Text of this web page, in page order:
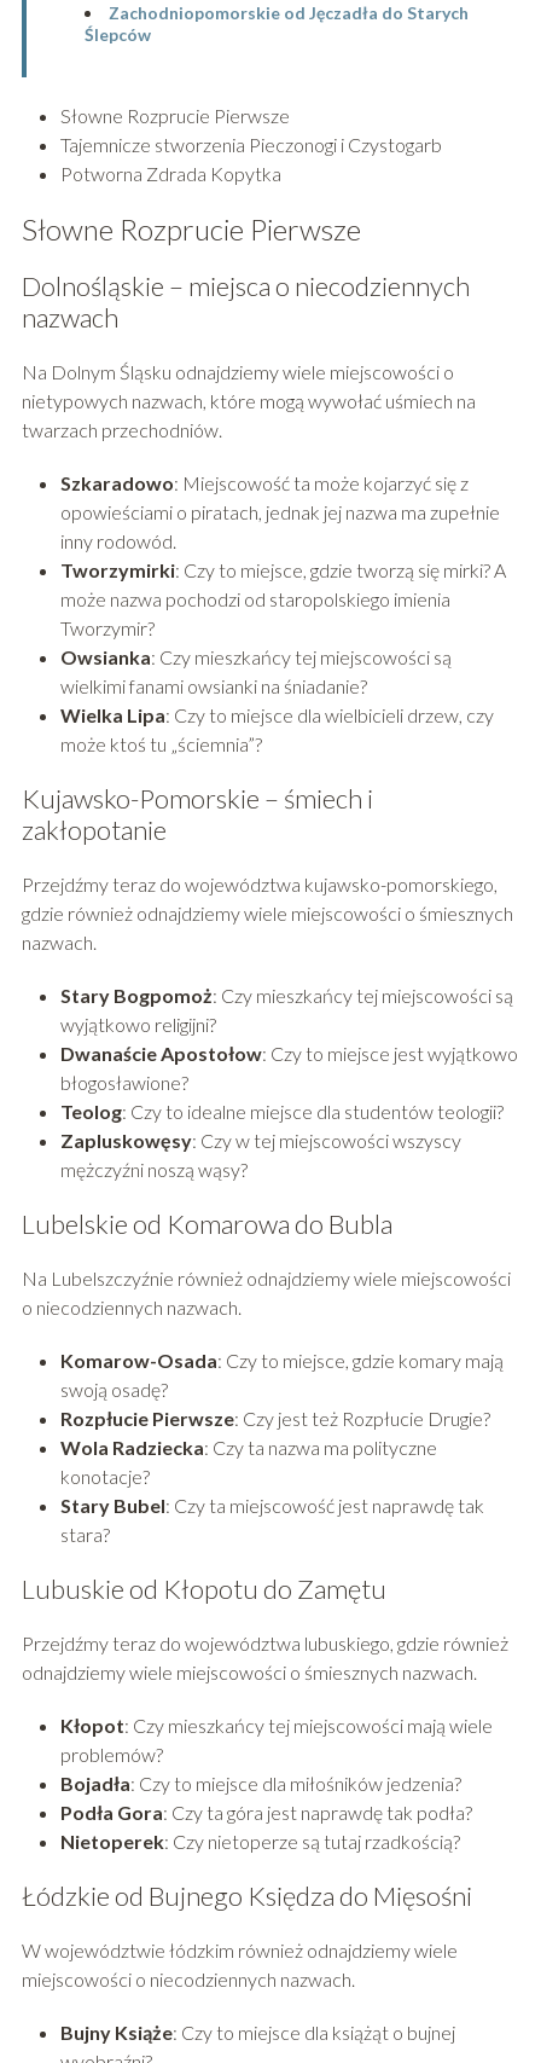
Zachodniopomorskie od Jęczadła do Starych
Ślepców
Słowne Rozprucie Pierwsze
Tajemnicze stworzenia Pieczonogi i Czystogarb
Potworna Zdrada Kopytka
Słowne Rozprucie Pierwsze
Dolnośląskie – miejsca o niecodziennych
nazwach
Na Dolnym Śląsku odnajdziemy wiele miejscowości o
nietypowych nazwach, które mogą wywołać uśmiech na
twarzach przechodniów.
Szkaradowo: Miejscowość ta może kojarzyć się z
opowieściami o piratach, jednak jej nazwa ma zupełnie
inny rodowód.
Tworzymirki: Czy to miejsce, gdzie tworzą się mirki? A
może nazwa pochodzi od staropolskiego imienia
Tworzymir?
Owsianka: Czy mieszkańcy tej miejscowości są
wielkimi fanami owsianki na śniadanie?
Wielka Lipa: Czy to miejsce dla wielbicieli drzew, czy
może ktoś tu „ściemnia”?
Kujawsko-Pomorskie – śmiech i
zakłopotanie
Przejdźmy teraz do województwa kujawsko-pomorskiego,
gdzie również odnajdziemy wiele miejscowości o śmiesznych
nazwach.
Stary Bogpomoż: Czy mieszkańcy tej miejscowości są
wyjątkowo religijni?
Dwanaście Apostołow: Czy to miejsce jest wyjątkowo
błogosławione?
Teolog: Czy to idealne miejsce dla studentów teologii?
Zapluskowęsy: Czy w tej miejscowości wszyscy
mężczyźni noszą wąsy?
Lubelskie od Komarowa do Bubla
Na Lubelszczyźnie również odnajdziemy wiele miejscowości
o niecodziennych nazwach.
Komarow-Osada: Czy to miejsce, gdzie komary mają
swoją osadę?
Rozpłucie Pierwsze: Czy jest też Rozpłucie Drugie?
Wola Radziecka: Czy ta nazwa ma polityczne
konotacje?
Stary Bubel: Czy ta miejscowość jest naprawdę tak
stara?
Lubuskie od Kłopotu do Zamętu
Przejdźmy teraz do województwa lubuskiego, gdzie również
odnajdziemy wiele miejscowości o śmiesznych nazwach.
Kłopot: Czy mieszkańcy tej miejscowości mają wiele
problemów?
Bojadła: Czy to miejsce dla miłośników jedzenia?
Podła Gora: Czy ta góra jest naprawdę tak podła?
Nietoperek: Czy nietoperze są tutaj rzadkością?
Łódzkie od Bujnego Księdza do Mięsośni
W województwie łódzkim również odnajdziemy wiele
miejscowości o niecodziennych nazwach.
Bujny Książe: Czy to miejsce dla książąt o bujnej